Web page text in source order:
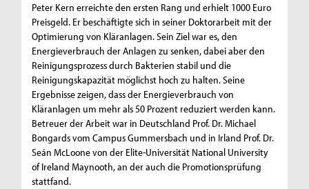
Peter Kern erreichte den ersten Rang und erhielt 1000 Euro
Preisgeld. Er beschäftigte sich in seiner Doktorarbeit mit der
Optimierung von Kläranlagen. Sein Ziel war es, den
Energieverbrauch der Anlagen zu senken, dabei aber den
Reinigungsprozess durch Bakterien stabil und die
Reinigungskapazität möglichst hoch zu halten. Seine
Ergebnisse zeigen, dass der Energieverbrauch von
Kläranlagen um mehr als 50 Prozent reduziert werden kann.
Betreuer der Arbeit war in Deutschland Prof. Dr. Michael
Bongards vom Campus Gummersbach und in Irland Prof. Dr.
Seán McLoone von der Elite-Universität National University
of Ireland Maynooth, an der auch die Promotionsprüfung
stattfand.